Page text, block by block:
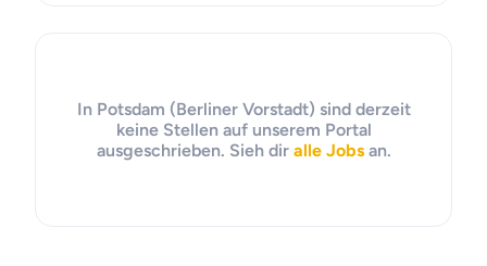
In Potsdam (Berliner Vorstadt) sind derzeit
keine Stellen auf unserem Portal
ausgeschrieben. Sieh dir alle Jobsan.